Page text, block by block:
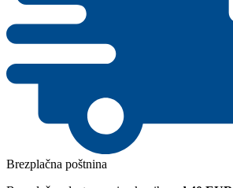
Brezplačna poštnina